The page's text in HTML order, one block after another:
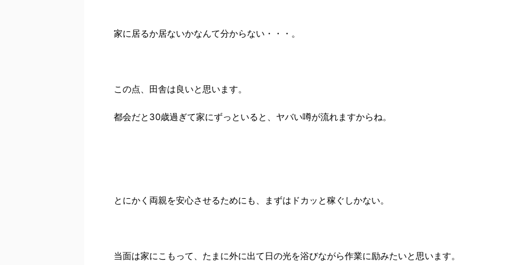
家に居るか居ないかなんて分からない・・・。
この点、田舎は良いと思います。
都会だと30歳過ぎて家にずっといると、ヤバい噂が流れますからね。
とにかく両親を安心させるためにも、まずはドカッと稼ぐしかない。
当面は家にこもって、たまに外に出て日の光を浴びながら作業に励みたいと思います。